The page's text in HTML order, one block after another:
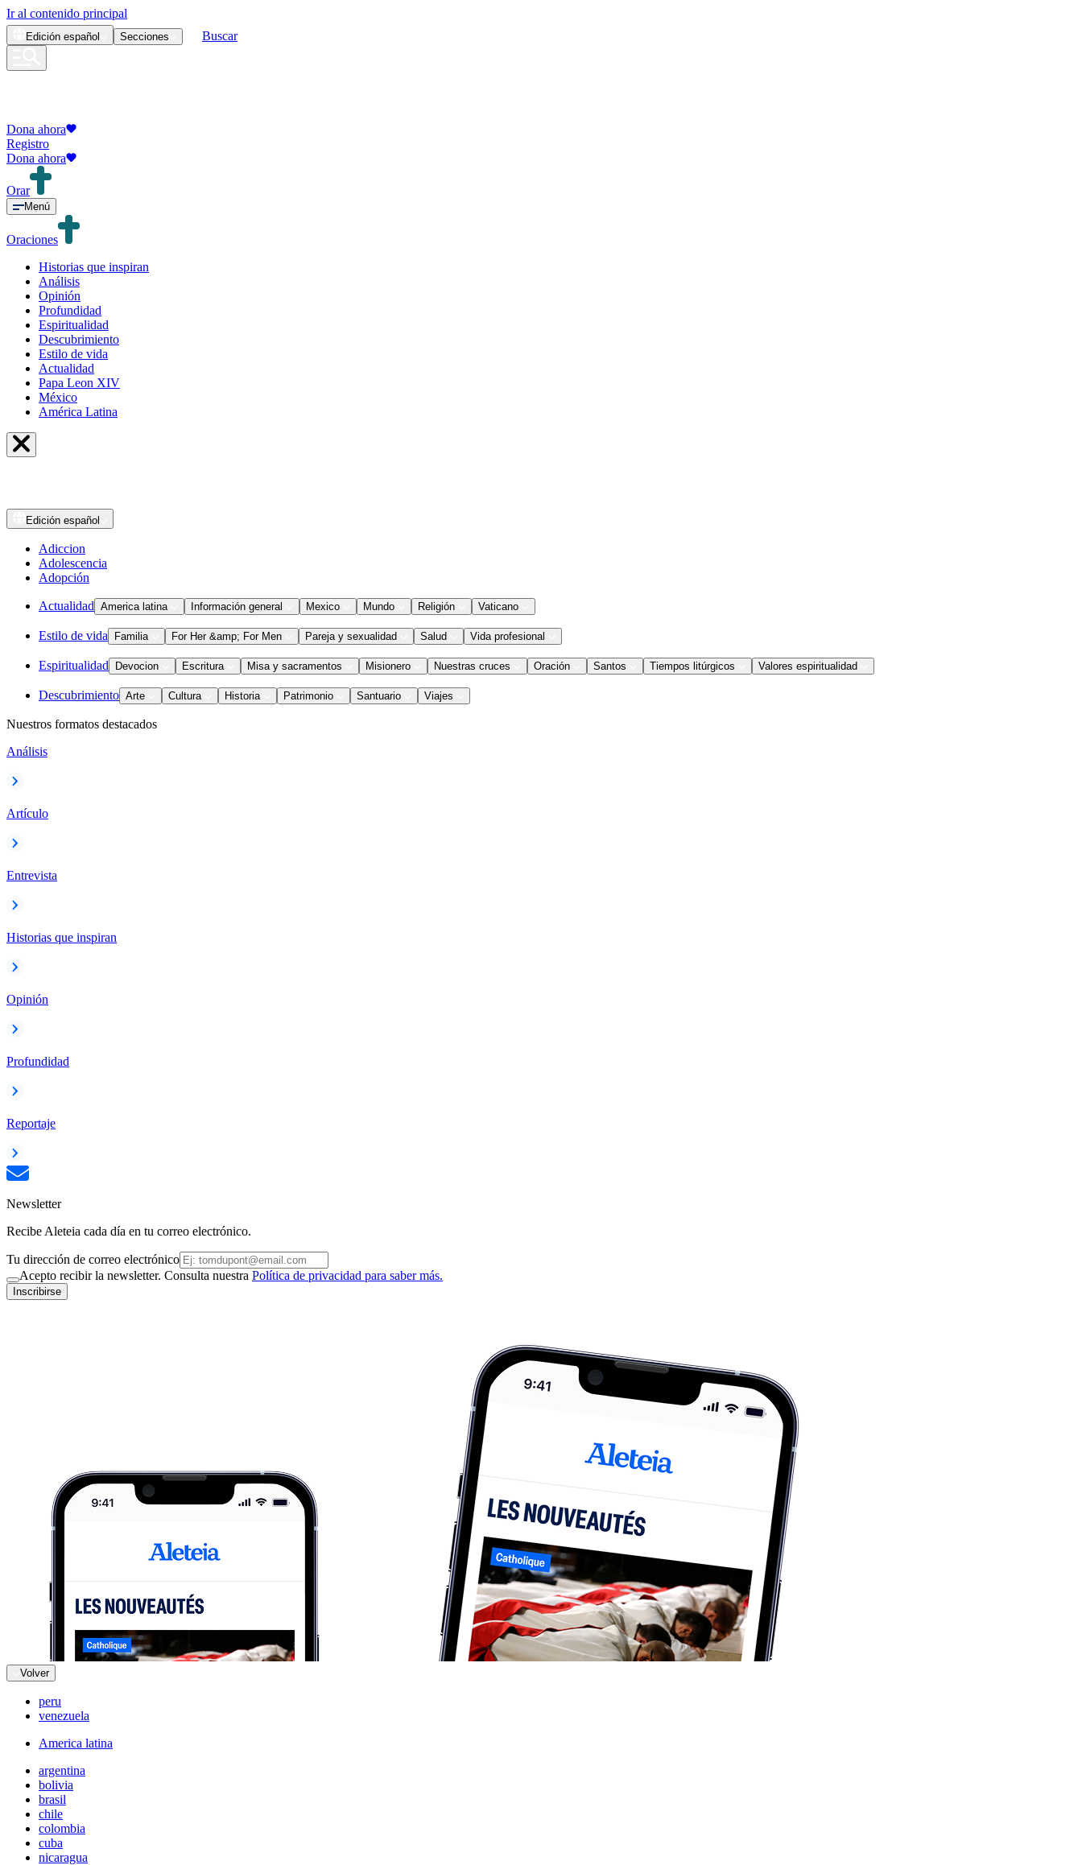
Ir al contenido principal
Edición español Secciones Buscar
Dona ahora
Registro
Dona ahora
Orar
Menú
Oraciones
Historias que inspiran
Análisis
Opinión
Profundidad
Espiritualidad
Descubrimiento
Estilo de vida
Actualidad
Papa Leon XIV
México
América Latina
Edición español
Adiccion
Adolescencia
Adopción
Actualidad America latina Información general Mexico Mundo Religión Vaticano
Estilo de vida Familia For Her &amp; For Men Pareja y sexualidad Salud Vida profesional
Espiritualidad Devocion Escritura Misa y sacramentos Misionero Nuestras cruces Oración Santos Tiempos litúrgicos Valores espiritualidad
Descubrimiento Arte Cultura Historia Patrimonio Santuario Viajes
Nuestros formatos destacados
Análisis
Artículo
Entrevista
Historias que inspiran
Opinión
Profundidad
Reportaje
Newsletter
Recibe Aleteia cada día en tu correo electrónico.
Tu dirección de correo electrónico
Acepto recibir la newsletter. Consulta nuestra Política de privacidad para saber más.
Inscribirse
Volver
peru
venezuela
America latina
argentina
bolivia
brasil
chile
colombia
cuba
nicaragua